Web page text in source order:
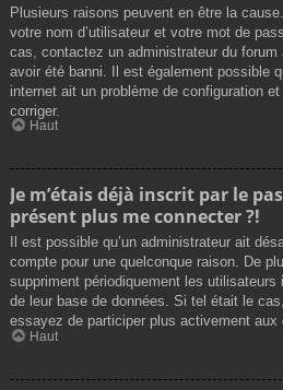
Plusieurs raisons peuvent en être la
votre nom d’utilisateur et votre mot de
cas, contactez un administrateur du
avoir été banni. Il est également possible
internet ait un problème de configuration
corriger.
Haut
Je m’étais déjà inscrit par le
présent plus me connecter ?!
Il est possible qu’un administrateur ait
compte pour une quelconque raison. De
suppriment périodiquement les
de leur base de données. Si tel était le
essayez de participer plus activement
Haut